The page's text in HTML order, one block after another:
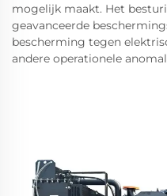
mogelijk maakt. Het
geavanceerde
bescherming tegen
andere operationele